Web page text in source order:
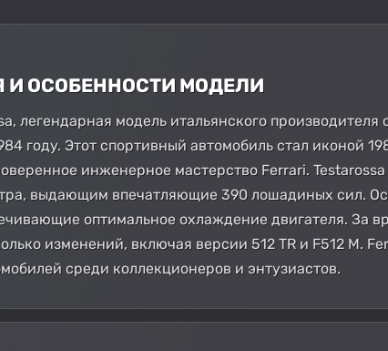
И ОСОБЕННОСТИ МОДЕЛИ
легендарная модель итальянского
году. Этот спортивный автомобиль стал иконой
инженерное мастерство Ferrari.
выдающим впечатляющие 390 лошадиных сил.
оптимальное охлаждение двигателя. За
изменений, включая версии 512 TR и F512 M.
среди коллекционеров и энтузиастов.